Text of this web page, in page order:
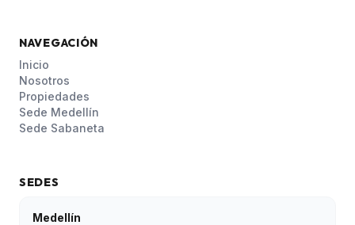
NAVEGACIÓN
Inicio
Nosotros
Propiedades
Sede Medellín
Sede Sabaneta
SEDES
Medellín